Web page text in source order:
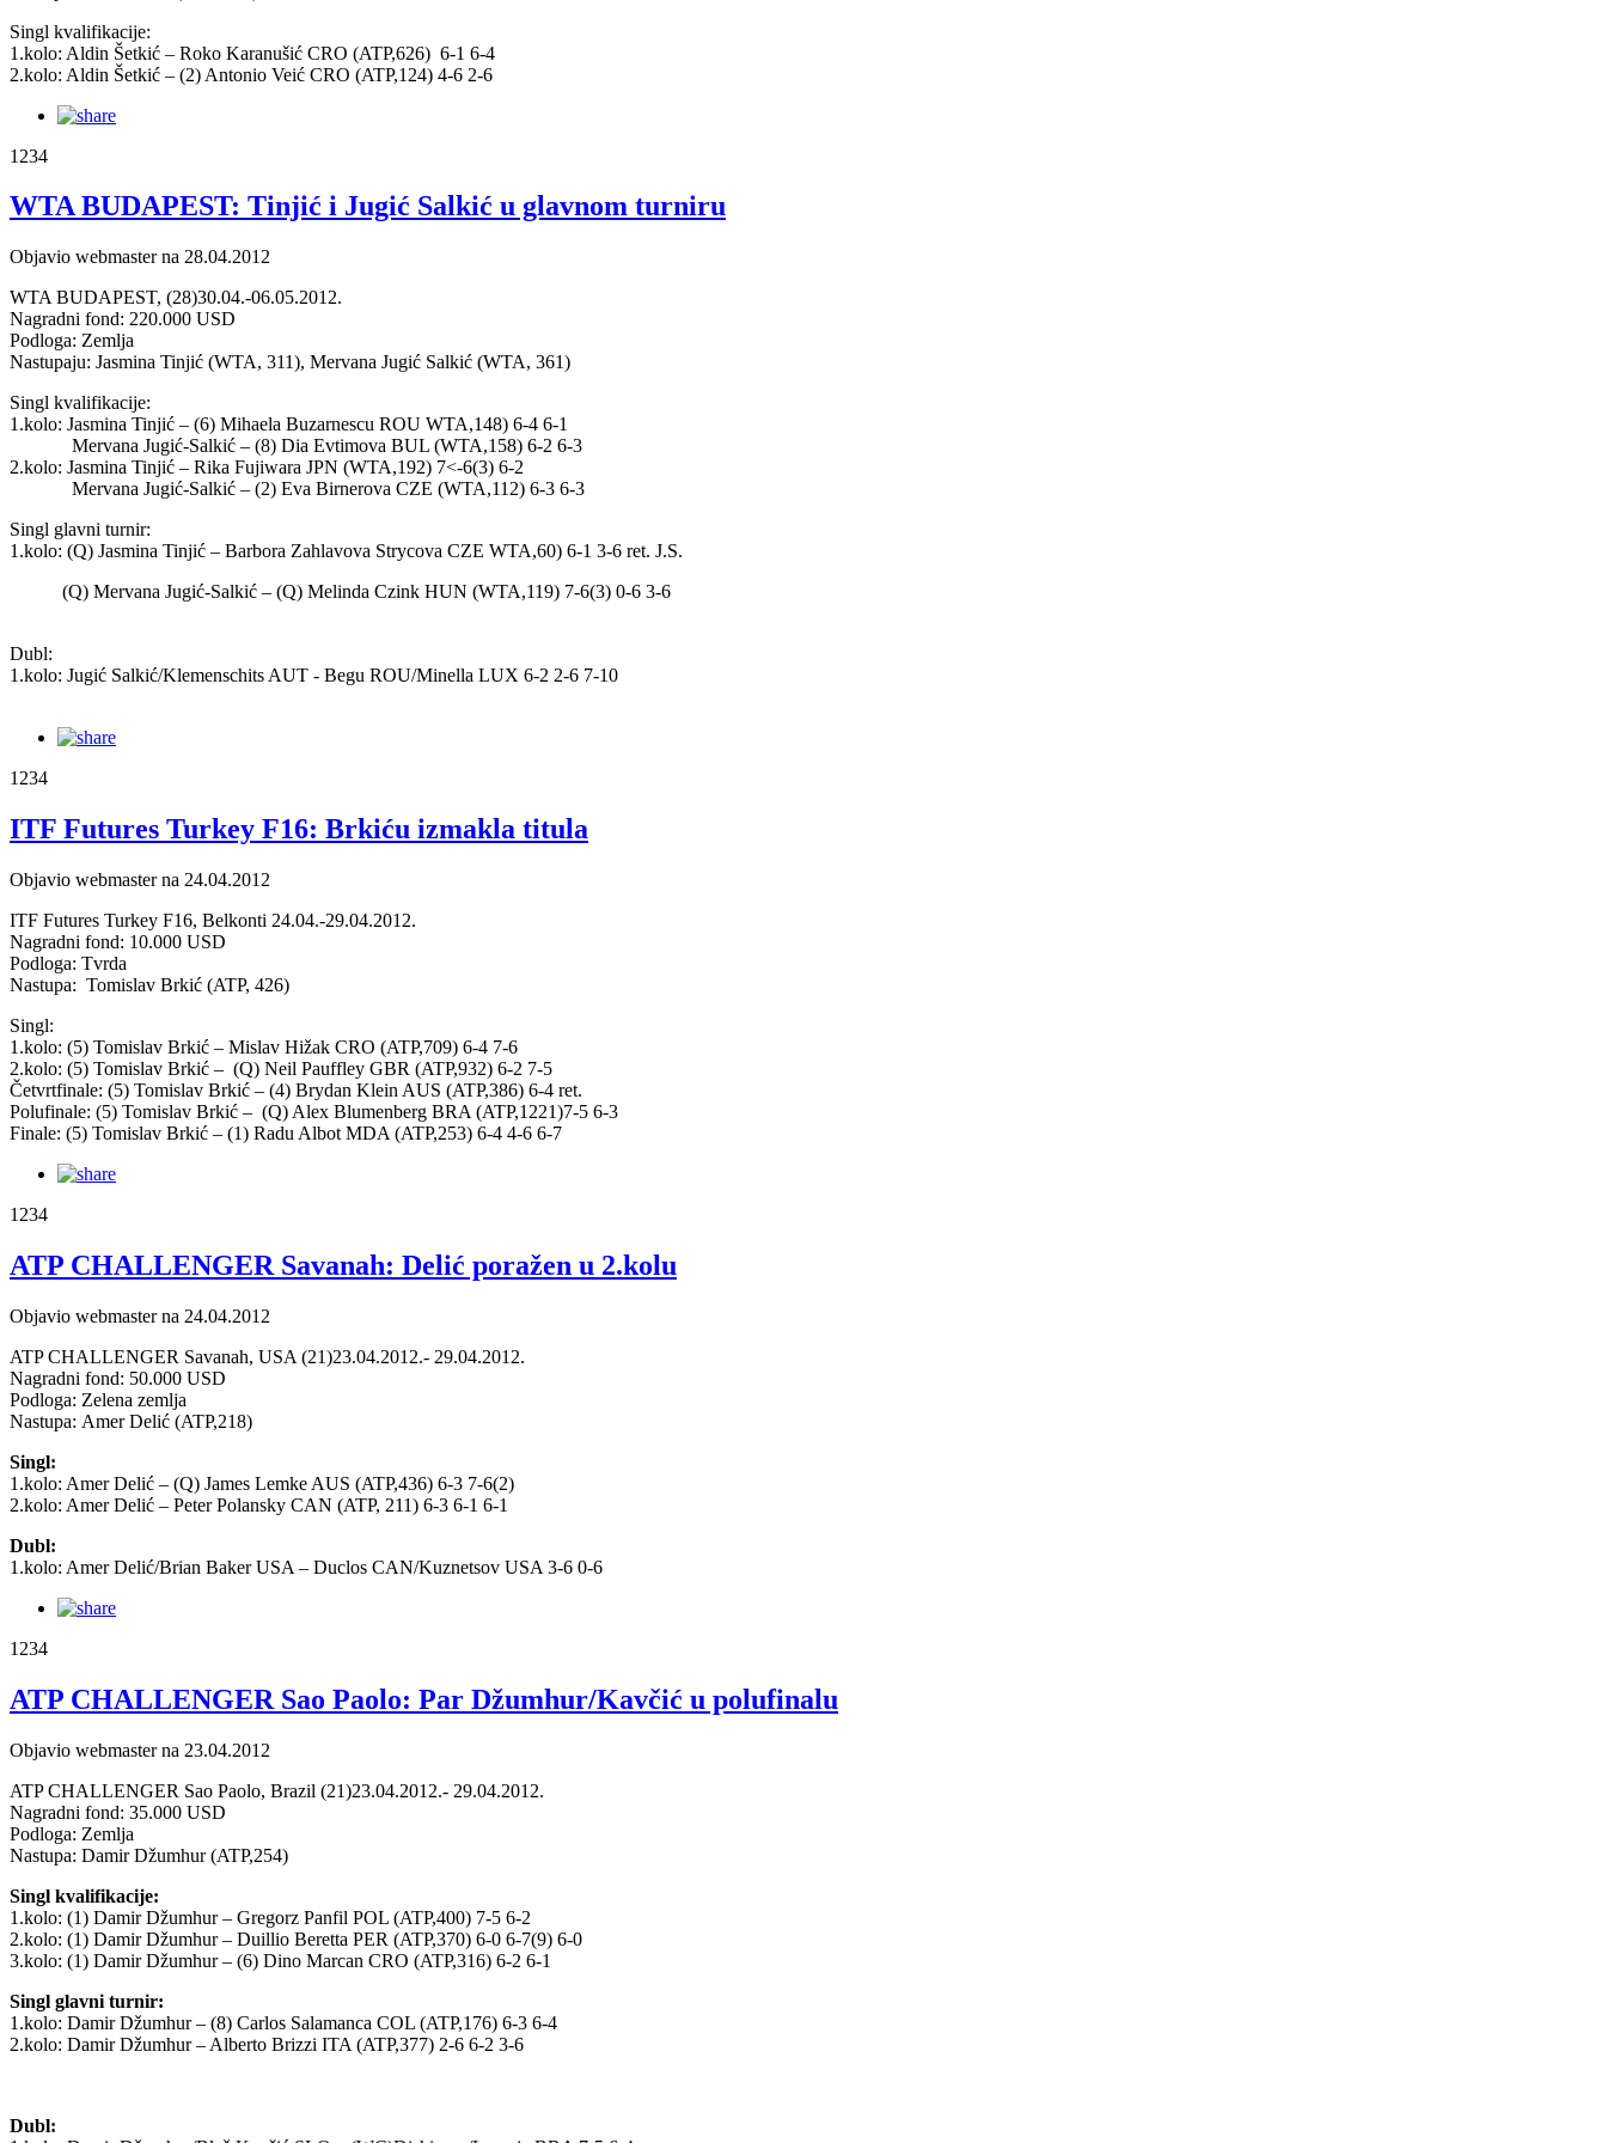
Singl kvalifikacije:
1.kolo: Aldin Šetkić – Roko Karanušić CRO (ATP,626) 6-1 6-4
2.kolo: Aldin Šetkić – (2) Antonio Veić CRO (ATP,124) 4-6 2-6
1234
WTA BUDAPEST: Tinjić i Jugić Salkić u glavnom turniru
Objavio webmaster na 28.04.2012
WTA BUDAPEST, (28)30.04.-06.05.2012.
Nagradni fond: 220.000 USD
Podloga: Zemlja
Nastupaju: Jasmina Tinjić (WTA, 311), Mervana Jugić Salkić (WTA, 361)
Singl kvalifikacije:
1.kolo: Jasmina Tinjić – (6) Mihaela Buzarnescu ROU WTA,148) 6-4 6-1
Mervana Jugić-Salkić – (8) Dia Evtimova BUL (WTA,158) 6-2 6-3
2.kolo: Jasmina Tinjić – Rika Fujiwara JPN (WTA,192) 7<-6(3) 6-2
Mervana Jugić-Salkić – (2) Eva Birnerova CZE (WTA,112) 6-3 6-3
Singl glavni turnir:
1.kolo: (Q) Jasmina Tinjić – Barbora Zahlavova Strycova CZE WTA,60) 6-1 3-6 ret. J.S.
(Q) Mervana Jugić-Salkić – (Q) Melinda Czink HUN (WTA,119) 7-6(3) 0-6 3-6
Dubl:
1.kolo: Jugić Salkić/Klemenschits AUT - Begu ROU/Minella LUX 6-2 2-6 7-10
1234
ITF Futures Turkey F16: Brkiću izmakla titula
Objavio webmaster na 24.04.2012
ITF Futures Turkey F16, Belkonti 24.04.-29.04.2012.
Nagradni fond: 10.000 USD
Podloga: Tvrda
Nastupa: Tomislav Brkić (ATP, 426)
Singl:
1.kolo: (5) Tomislav Brkić – Mislav Hižak CRO (ATP,709) 6-4 7-6
2.kolo: (5) Tomislav Brkić – (Q) Neil Pauffley GBR (ATP,932) 6-2 7-5
Četvrtfinale: (5) Tomislav Brkić – (4) Brydan Klein AUS (ATP,386) 6-4 ret.
Polufinale: (5) Tomislav Brkić – (Q) Alex Blumenberg BRA (ATP,1221)7-5 6-3
Finale: (5) Tomislav Brkić – (1) Radu Albot MDA (ATP,253) 6-4 4-6 6-7
1234
ATP CHALLENGER Savanah: Delić poražen u 2.kolu
Objavio webmaster na 24.04.2012
ATP CHALLENGER Savanah, USA (21)23.04.2012.- 29.04.2012.
Nagradni fond: 50.000 USD
Podloga: Zelena zemlja
Nastupa: Amer Delić (ATP,218)
Singl:
1.kolo: Amer Delić – (Q) James Lemke AUS (ATP,436) 6-3 7-6(2)
2.kolo: Amer Delić – Peter Polansky CAN (ATP, 211) 6-3 6-1 6-1
Dubl:
1.kolo: Amer Delić/Brian Baker USA – Duclos CAN/Kuznetsov USA 3-6 0-6
1234
ATP CHALLENGER Sao Paolo: Par Džumhur/Kavčić u polufinalu
Objavio webmaster na 23.04.2012
ATP CHALLENGER Sao Paolo, Brazil (21)23.04.2012.- 29.04.2012.
Nagradni fond: 35.000 USD
Podloga: Zemlja
Nastupa: Damir Džumhur (ATP,254)
Singl kvalifikacije:
1.kolo: (1) Damir Džumhur – Gregorz Panfil POL (ATP,400) 7-5 6-2
2.kolo: (1) Damir Džumhur – Duillio Beretta PER (ATP,370) 6-0 6-7(9) 6-0
3.kolo: (1) Damir Džumhur – (6) Dino Marcan CRO (ATP,316) 6-2 6-1
Singl glavni turnir:
1.kolo: Damir Džumhur – (8) Carlos Salamanca COL (ATP,176) 6-3 6-4
2.kolo: Damir Džumhur – Alberto Brizzi ITA (ATP,377) 2-6 6-2 3-6
Dubl: